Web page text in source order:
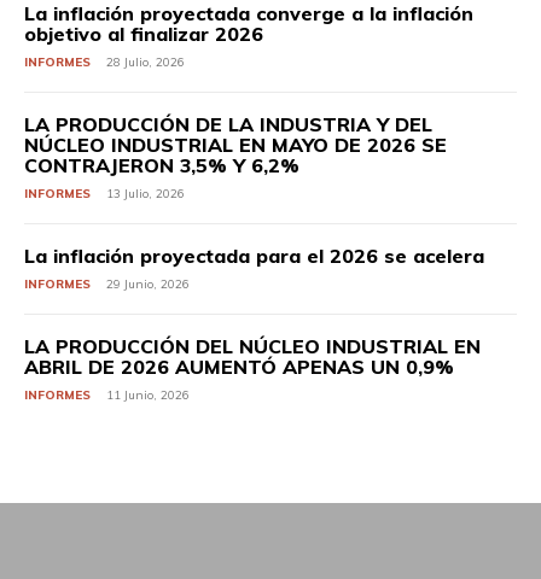
La inflación proyectada converge a la inflación
objetivo al finalizar 2026
INFORMES 28 Julio, 2026
LA PRODUCCIÓN DE LA INDUSTRIA Y DEL
NÚCLEO INDUSTRIAL EN MAYO DE 2026 SE
CONTRAJERON 3,5% Y 6,2%
INFORMES 13 Julio, 2026
La inflación proyectada para el 2026 se acelera
INFORMES 29 Junio, 2026
LA PRODUCCIÓN DEL NÚCLEO INDUSTRIAL EN
ABRIL DE 2026 AUMENTÓ APENAS UN 0,9%
INFORMES 11 Junio, 2026